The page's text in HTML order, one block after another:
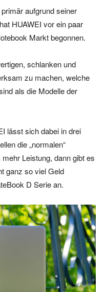
aufgrund seiner
HUAWEI vor ein paar
Markt begonnen.
schlanken und
zu machen, welche
als die Modelle der
lässt sich dabei in drei
die „normalen“
Leistung, dann gibt es
ganz so viel Geld
D Serie an.